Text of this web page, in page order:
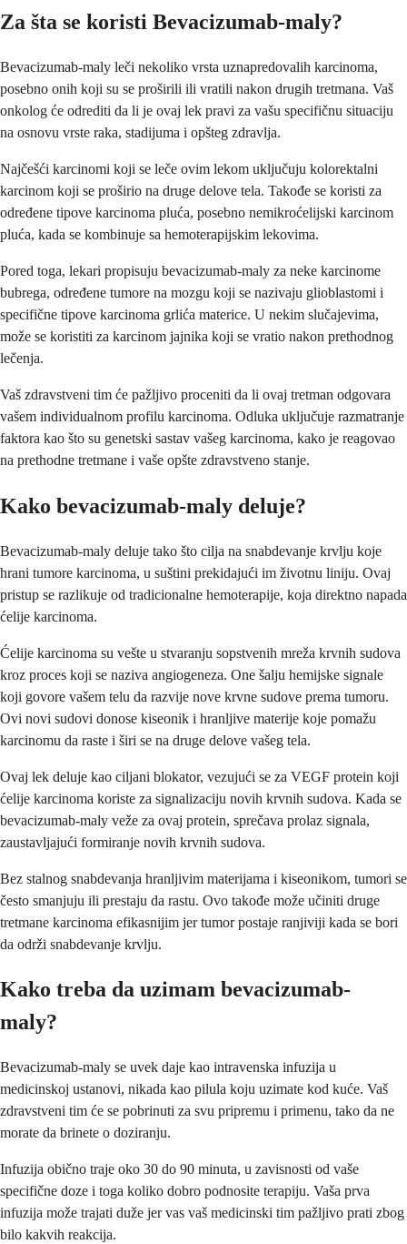
Za šta se koristi Bevacizumab-maly?
Bevacizumab-maly leči nekoliko vrsta uznapredovalih karcinoma,
posebno onih koji su se proširili ili vratili nakon drugih tretmana. Vaš
onkolog će odrediti da li je ovaj lek pravi za vašu specifičnu situaciju
na osnovu vrste raka, stadijuma i opšteg zdravlja.
Najčešći karcinomi koji se leče ovim lekom uključuju kolorektalni
karcinom koji se proširio na druge delove tela. Takođe se koristi za
određene tipove karcinoma pluća, posebno nemikroćelijski karcinom
pluća, kada se kombinuje sa hemoterapijskim lekovima.
Pored toga, lekari propisuju bevacizumab-maly za neke karcinome
bubrega, određene tumore na mozgu koji se nazivaju glioblastomi i
specifične tipove karcinoma grlića materice. U nekim slučajevima,
može se koristiti za karcinom jajnika koji se vratio nakon prethodnog
lečenja.
Vaš zdravstveni tim će pažljivo proceniti da li ovaj tretman odgovara
vašem individualnom profilu karcinoma. Odluka uključuje razmatranje
faktora kao što su genetski sastav vašeg karcinoma, kako je reagovao
na prethodne tretmane i vaše opšte zdravstveno stanje.
Kako bevacizumab-maly deluje?
Bevacizumab-maly deluje tako što cilja na snabdevanje krvlju koje
hrani tumore karcinoma, u suštini prekidajući im životnu liniju. Ovaj
pristup se razlikuje od tradicionalne hemoterapije, koja direktno napada
ćelije karcinoma.
Ćelije karcinoma su vešte u stvaranju sopstvenih mreža krvnih sudova
kroz proces koji se naziva angiogeneza. One šalju hemijske signale
koji govore vašem telu da razvije nove krvne sudove prema tumoru.
Ovi novi sudovi donose kiseonik i hranljive materije koje pomažu
karcinomu da raste i širi se na druge delove vašeg tela.
Ovaj lek deluje kao ciljani blokator, vezujući se za VEGF protein koji
ćelije karcinoma koriste za signalizaciju novih krvnih sudova. Kada se
bevacizumab-maly veže za ovaj protein, sprečava prolaz signala,
zaustavljajući formiranje novih krvnih sudova.
Bez stalnog snabdevanja hranljivim materijama i kiseonikom, tumori se
često smanjuju ili prestaju da rastu. Ovo takođe može učiniti druge
tretmane karcinoma efikasnijim jer tumor postaje ranjiviji kada se bori
da održi snabdevanje krvlju.
Kako treba da uzimam bevacizumab-
maly?
Bevacizumab-maly se uvek daje kao intravenska infuzija u
medicinskoj ustanovi, nikada kao pilula koju uzimate kod kuće. Vaš
zdravstveni tim će se pobrinuti za svu pripremu i primenu, tako da ne
morate da brinete o doziranju.
Infuzija obično traje oko 30 do 90 minuta, u zavisnosti od vaše
specifične doze i toga koliko dobro podnosite terapiju. Vaša prva
infuzija može trajati duže jer vas vaš medicinski tim pažljivo prati zbog
bilo kakvih reakcija.